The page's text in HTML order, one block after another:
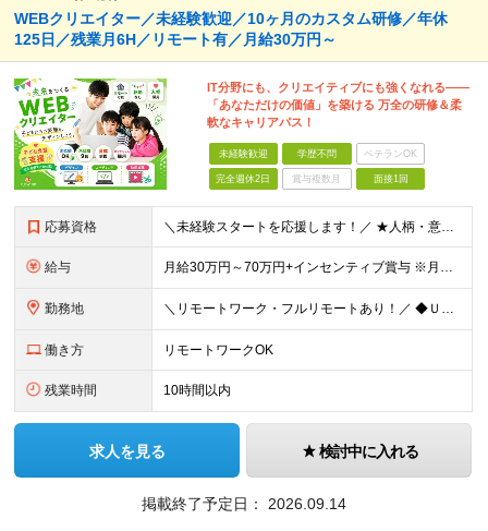
WEBクリエイター／未経験歓迎／10ヶ月のカスタム研修／年休
125日／残業月6H／リモート有／月給30万円～
IT分野にも、クリエイティブにも強くなれる――
「あなただけの価値」を築ける 万全の研修＆柔
軟なキャリアパス！
未経験歓迎 学歴不問 ベテランOK
完全週休2日 賞与複数月 面接1回
応募資格 ＼未経験スタートを応援します！／ ★人柄・意欲を重視した採用★ 育成を前提とした採用のため、 「PCに触ったことがほとんどない…」という方の挑戦も歓迎！ ＜例えば…＞ ●やりたいことはあるけど、ス
給与 月給30万円～70万円+インセンティブ賞与 ※月給額は経験・スキルを考慮の上、決定いたします。 【インセンティブについて】 自社サービスを提案し、サービス化した場合、一部の利益をインセンティブとして
勤務地 ＼リモートワーク・フルリモートあり！／ ◆Ｕ・Ｉターン歓迎 ◆転居を伴う転勤はありません。 ◆配属先はお住まいや希望を考慮し決定します。 ◆マイカー通勤OK（駐車場あり／プロジェクトによる） 【本
働き方 リモートワークOK
残業時間 10時間以内
求人を見る 検討中に入れる
掲載終了予定日： 2026.09.14